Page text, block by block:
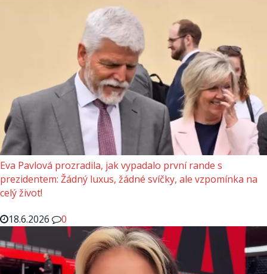
Eva Pavlová prozradila, jak vypadalo první rande s
prezidentem: Žádný luxus, žádné svíčky, ale vzpomínka na
celý život!
18.6.2026
0